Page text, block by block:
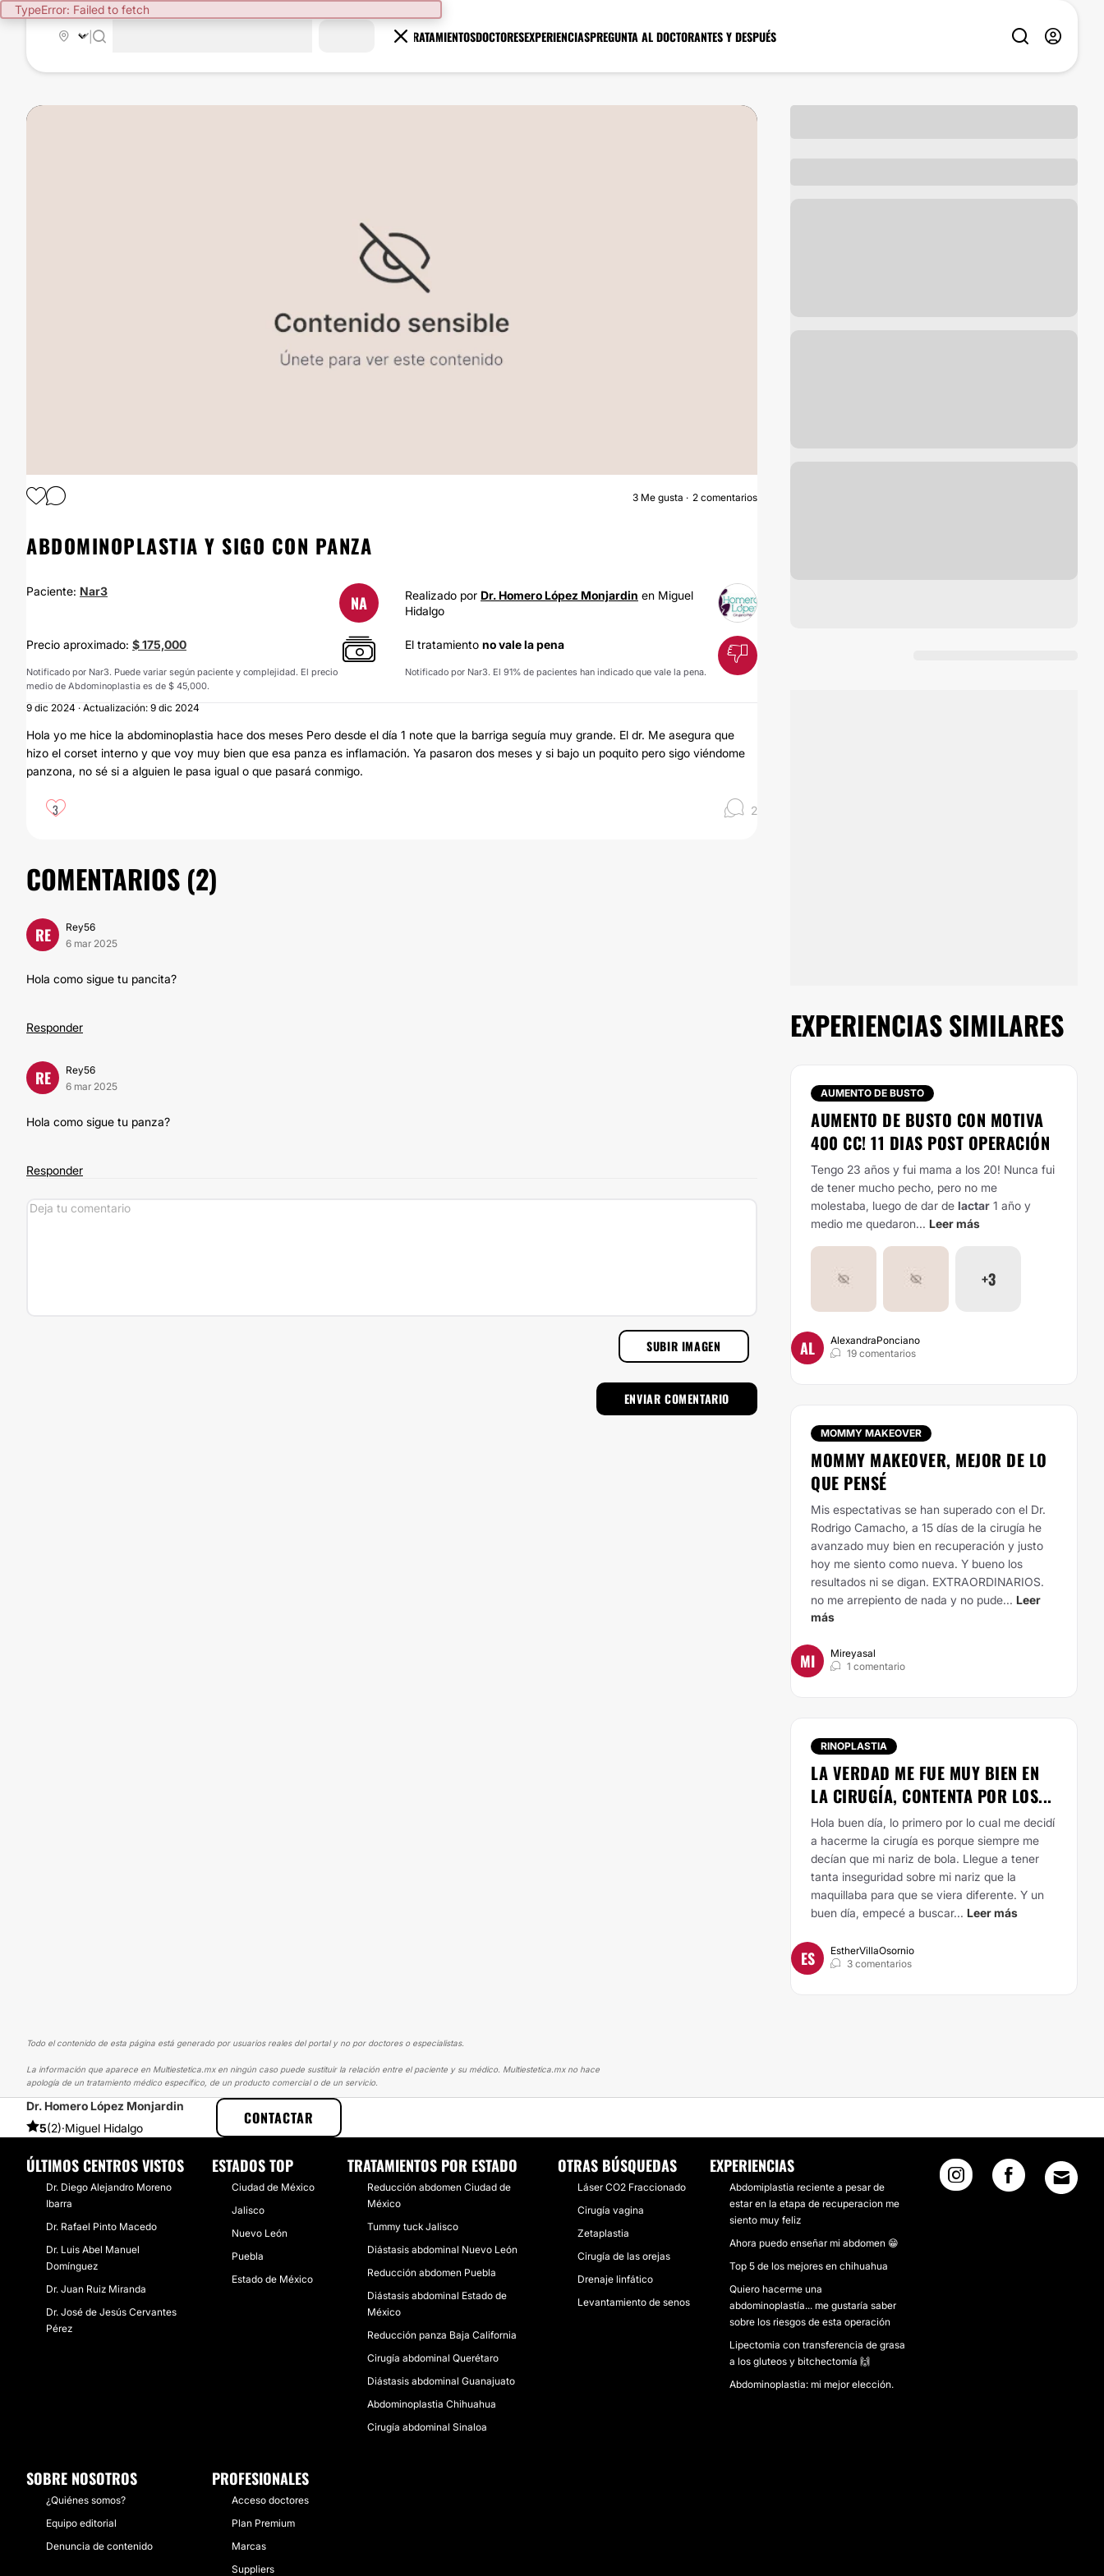
TypeError: Failed to fetch
TRATAMIENTOSDOCTORESEXPERIENCIASPREGUNTA AL DOCTORANTES Y DESPUÉS
ABDOMINOPLASTIA
3 Me gusta 2 comentarios
ABDOMINOPLASTIA Y SIGO CON PANZA
Paciente: Nar3
NA Realizado por Dr. Homero López Monjardin en Miguel
Hidalgo
Precio aproximado: $ 175,000
Notificado por Nar3. Puede variar según paciente y complejidad. El precio
medio de Abdominoplastia es de $ 45,000.
El tratamiento no vale la pena
Notificado por Nar3. El 91% de pacientes han indicado que vale la pena.
9 dic 2024 · Actualización: 9 dic 2024
Hola yo me hice la abdominoplastia hace dos meses Pero desde el día 1 note que la barriga seguía muy grande. El dr. Me asegura que
hizo el corset interno y que voy muy bien que esa panza es inflamación. Ya pasaron dos meses y si bajo un poquito pero sigo viéndome
panzona, no sé si a alguien le pasa igual o que pasará conmigo.
3 2
COMENTARIOS (2)
RE
Rey56
6 mar 2025
Hola como sigue tu pancita?
Responder
RE
Rey56
6 mar 2025
Hola como sigue tu panza?
Responder
SUBIR IMAGEN
EXPERIENCIAS SIMILARES
AUMENTO DE BUSTO
AUMENTO DE BUSTO CON MOTIVA
400 CC! 11 DIAS POST OPERACIÓN
Tengo 23 años y fui mama a los 20! Nunca fui
de tener mucho pecho, pero no me
molestaba, luego de dar de lactar 1 año y
medio me quedaron... Leer más
+3
AL
AlexandraPonciano
19 comentarios
MOMMY MAKEOVER
MOMMY MAKEOVER, MEJOR DE LO
QUE PENSÉ
Mis espectativas se han superado con el Dr.
Rodrigo Camacho, a 15 días de la cirugía he
avanzado muy bien en recuperación y justo
hoy me siento como nueva. Y bueno los
resultados ni se digan. EXTRAORDINARIOS.
no me arrepiento de nada y no pude... Leer
más
MI
Mireyasal
1 comentario
RINOPLASTIA
LA VERDAD ME FUE MUY BIEN EN
LA CIRUGÍA, CONTENTA POR LOS...
Hola buen día, lo primero por lo cual me decidí
a hacerme la cirugía es porque siempre me
decían que mi nariz de bola. Llegue a tener
tanta inseguridad sobre mi nariz que la
maquillaba para que se viera diferente. Y un
buen día, empecé a buscar... Leer más
ES
EstherVillaOsornio
3 comentarios
Todo el contenido de esta página está generado por usuarios reales del portal y no por doctores o especialistas.
La información que aparece en Multiestetica.mx en ningún caso puede sustituir la relación entre el paciente y su médico. Multiestetica.mx no hace
apología de un tratamiento médico específico, de un producto comercial o de un servicio.
Dr. Homero López Monjardin
5(2)·Miguel Hidalgo
CONTACTAR
MULTIESTETICA EXPERIENCIAS EXPERIENCIAS SOBRE ABDOMINOPLASTIA
ÚLTIMOS CENTROS VISTOS
Dr. Diego Alejandro Moreno
Ibarra
​Dr. Rafael Pinto Macedo
Dr. Luis Abel Manuel
Domínguez
Dr. Juan Ruiz Miranda
Dr. José de Jesús Cervantes
Pérez
ESTADOS TOP
Ciudad de México
Jalisco
Nuevo León
Puebla
Estado de México
TRATAMIENTOS POR ESTADO
Reducción abdomen Ciudad de
México
Tummy tuck Jalisco
Diástasis abdominal Nuevo León
Reducción abdomen Puebla
Diástasis abdominal Estado de
México
Reducción panza Baja California
Cirugía abdominal Querétaro
Diástasis abdominal Guanajuato
Abdominoplastia Chihuahua
Cirugía abdominal Sinaloa
OTRAS BÚSQUEDAS
Láser CO2 Fraccionado
Cirugía vagina
Zetaplastia
Cirugía de las orejas
Drenaje linfático
Levantamiento de senos
EXPERIENCIAS
Abdomiplastia reciente a pesar de
estar en la etapa de recuperacion me
siento muy feliz
Ahora puedo enseñar mi abdomen 😁
Top 5 de los mejores en chihuahua
Quiero hacerme una
abdominoplastía... me gustaría saber
sobre los riesgos de esta operación
Lipectomia con transferencia de grasa
a los gluteos y bitchectomía 🙌
Abdominoplastia: mi mejor elección.
SOBRE NOSOTROS
¿Quiénes somos?
Equipo editorial
Denuncia de contenido
PROFESIONALES
Acceso doctores
Plan Premium
Marcas
Suppliers